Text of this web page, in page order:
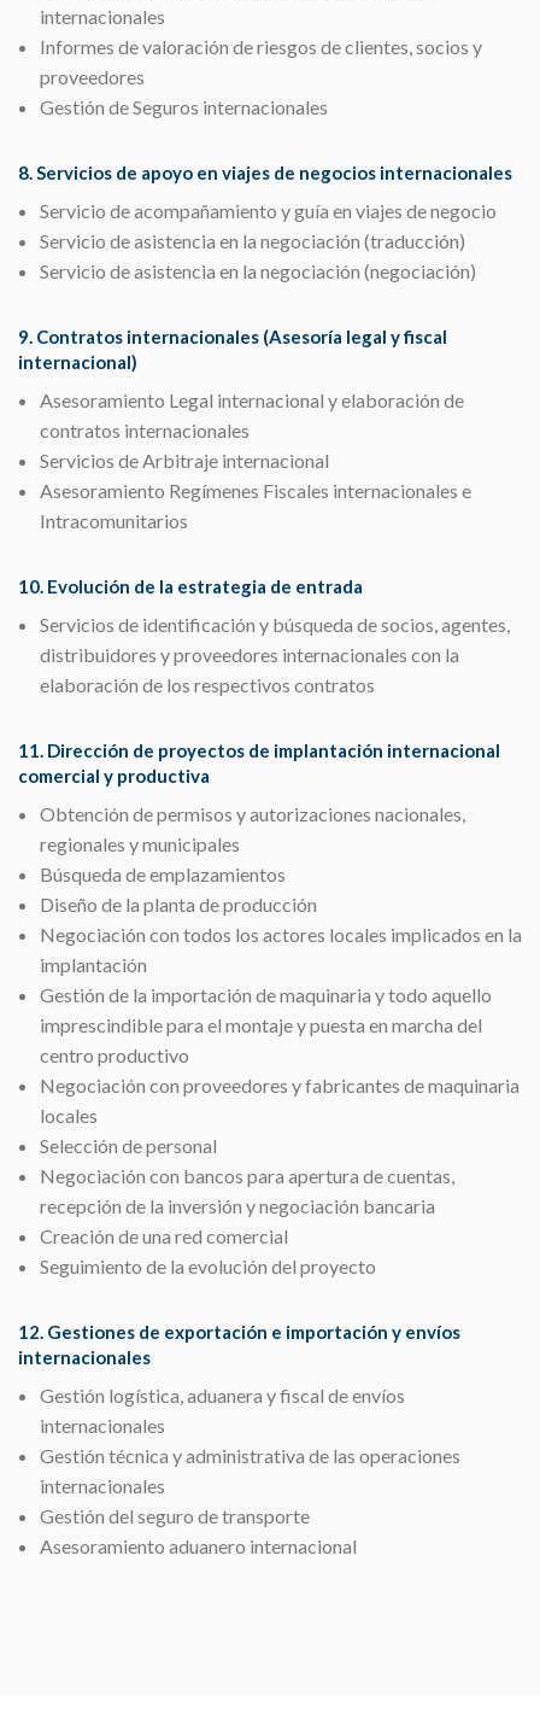
internacionales
Informes de valoración de riesgos de clientes, socios y
proveedores
Gestión de Seguros internacionales
8. Servicios de apoyo en viajes de negocios internacionales
Servicio de acompañamiento y guía en viajes de negocio
Servicio de asistencia en la negociación (traducción)
Servicio de asistencia en la negociación (negociación)
9. Contratos internacionales (Asesoría legal y fiscal
internacional)
Asesoramiento Legal internacional y elaboración de
contratos internacionales
Servicios de Arbitraje internacional
Asesoramiento Regímenes Fiscales internacionales e
Intracomunitarios
10. Evolución de la estrategia de entrada
Servicios de identificación y búsqueda de socios, agentes,
distribuidores y proveedores internacionales con la
elaboración de los respectivos contratos
11. Dirección de proyectos de implantación internacional
comercial y productiva
Obtención de permisos y autorizaciones nacionales,
regionales y municipales
Búsqueda de emplazamientos
Diseño de la planta de producción
Negociación con todos los actores locales implicados en la
implantación
Gestión de la importación de maquinaria y todo aquello
imprescindible para el montaje y puesta en marcha del
centro productivo
Negociación con proveedores y fabricantes de maquinaria
locales
Selección de personal
Negociación con bancos para apertura de cuentas,
recepción de la inversión y negociación bancaria
Creación de una red comercial
Seguimiento de la evolución del proyecto
12. Gestiones de exportación e importación y envíos
internacionales
Gestión logística, aduanera y fiscal de envíos
internacionales
Gestión técnica y administrativa de las operaciones
internacionales
Gestión del seguro de transporte
Asesoramiento aduanero internacional